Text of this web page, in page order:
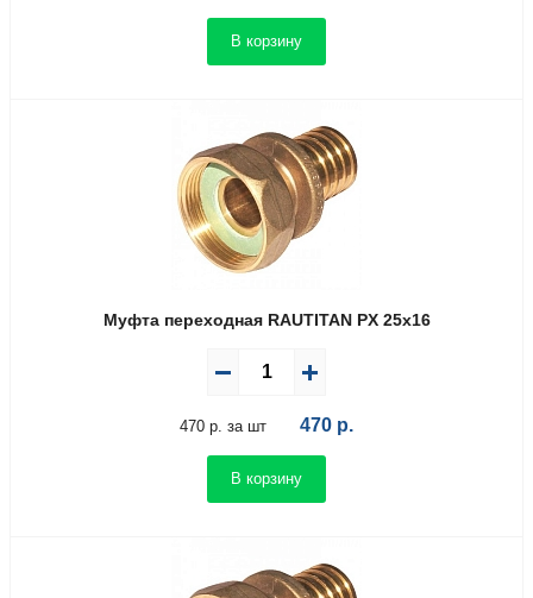
В корзину
Муфта переходная RAUTITAN PX 25х16
470 р. за шт 470 р.
В корзину